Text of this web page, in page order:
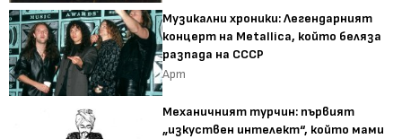
Музикални хроники: Легендарният
концерт на Metallica, който беляза
разпада на СССР
Арт
Механичният турчин: първият
„изкуствен интелект“, който мами